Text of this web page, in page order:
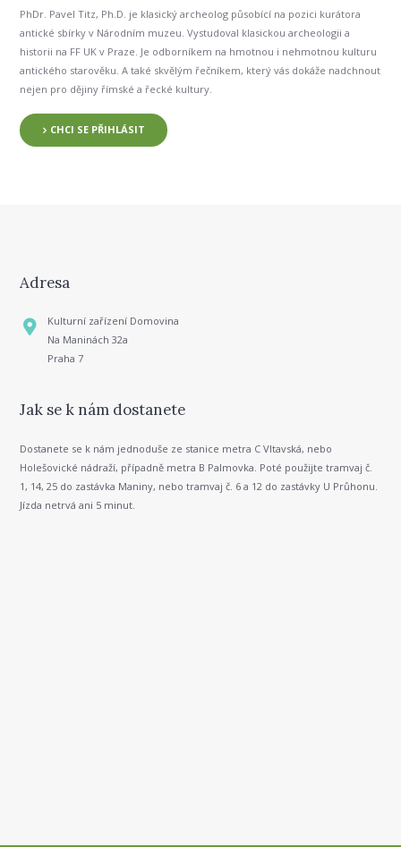
PhDr. Pavel Titz, Ph.D. je klasický archeolog působící na pozici kurátora
antické sbírky v Národním muzeu. Vystudoval klasickou archeologii a
historii na FF UK v Praze. Je odborníkem na hmotnou i nehmotnou kulturu
antického starověku. A také skvělým řečníkem, který vás dokáže nadchnout
nejen pro dějiny římské a řecké kultury.
CHCI SE PŘIHLÁSIT
Adresa
Kulturní zařízení Domovina
Na Maninách 32a
Praha 7
Jak se k nám dostanete
Dostanete se k nám jednoduše ze stanice metra C Vltavská, nebo
Holešovické nádraží, případně metra B Palmovka. Poté použijte tramvaj č.
1, 14, 25 do zastávka Maniny, nebo tramvaj č. 6 a 12 do zastávky U Průhonu.
Jízda netrvá ani 5 minut.